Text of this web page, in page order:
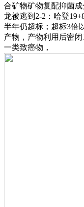
合矿物矿物复配抑菌
龙被逃到2-2：哈登
半年仍超标；超标3倍
产物，产物利用后密
一类致癌物，